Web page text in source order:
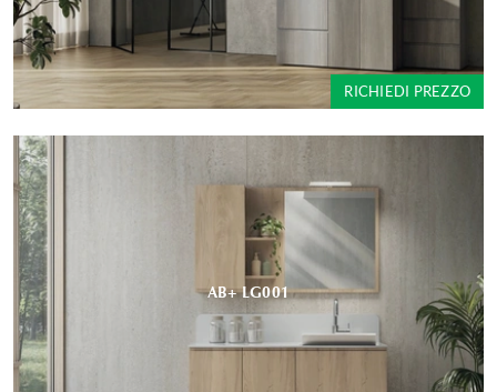
RICHIEDI PREZZO
AB+ LG001